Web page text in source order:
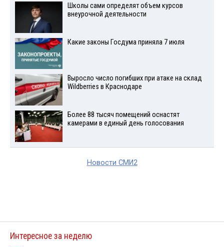
Школы сами определят объем курсов
внеурочной деятельности
Какие законы Госдума приняла 7 июля
Выросло число погибших при атаке на склад
Wildberries в Краснодаре
Более 88 тысяч помещений оснастят
камерами в единый день голосования
Новости СМИ2
Интересное за неделю